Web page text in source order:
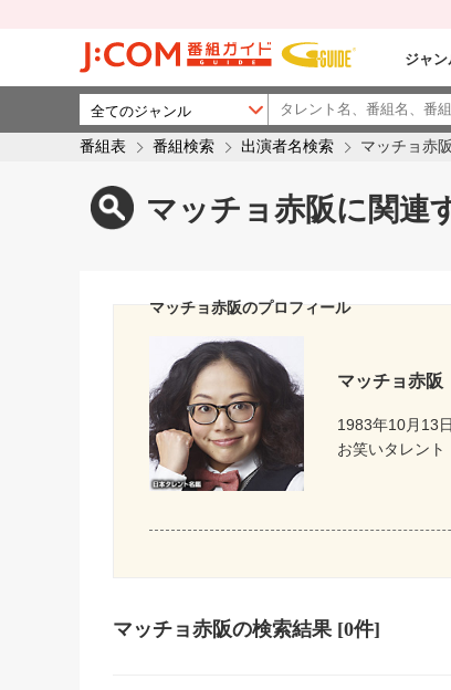
ジャン
番組表 番組検索 出演者名検索 マッチョ赤阪
マッチョ赤阪に関連
マッチョ赤阪のプロフィール
マッチョ赤阪
1983年10月13
お笑いタレント
マッチョ赤阪の検索結果 [0件]